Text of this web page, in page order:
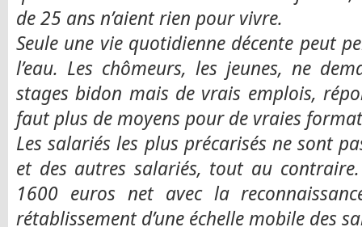
de 25 ans n’aient rien pour vivre.
Seule une vie quotidienne décente peut
l’eau. Les chômeurs, les jeunes, ne
stages bidon mais de vrais emplois,
faut plus de moyens pour de vraies
Les salariés les plus précarisés ne sont
et des autres salariés, tout au
1600 euros net avec la
rétablissement d’une échelle mobile des